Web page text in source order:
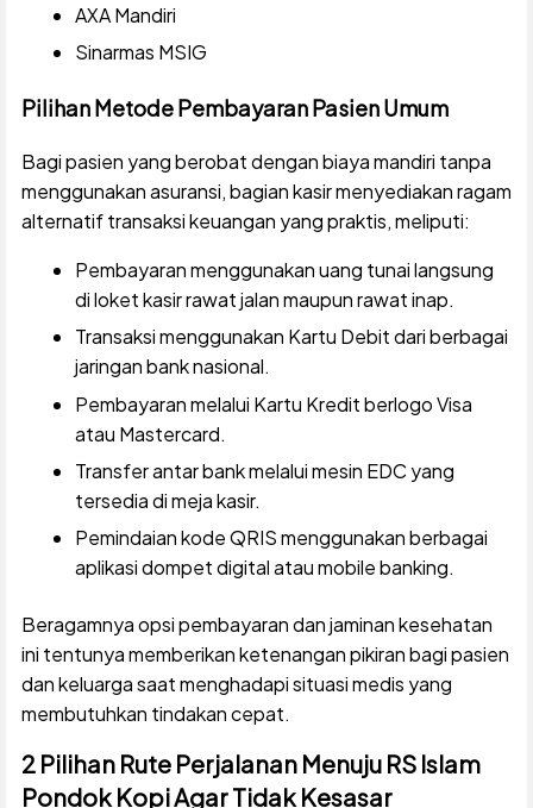
AXA Mandiri
Sinarmas MSIG
Pilihan Metode Pembayaran Pasien Umum
Bagi pasien yang berobat dengan biaya mandiri tanpa
menggunakan asuransi, bagian kasir menyediakan ragam
alternatif transaksi keuangan yang praktis, meliputi:
Pembayaran menggunakan uang tunai langsung
di loket kasir rawat jalan maupun rawat inap.
Transaksi menggunakan Kartu Debit dari berbagai
jaringan bank nasional.
Pembayaran melalui Kartu Kredit berlogo Visa
atau Mastercard.
Transfer antar bank melalui mesin EDC yang
tersedia di meja kasir.
Pemindaian kode QRIS menggunakan berbagai
aplikasi dompet digital atau mobile banking.
Beragamnya opsi pembayaran dan jaminan kesehatan
ini tentunya memberikan ketenangan pikiran bagi pasien
dan keluarga saat menghadapi situasi medis yang
membutuhkan tindakan cepat.
2 Pilihan Rute Perjalanan Menuju RS Islam
Pondok Kopi Agar Tidak Kesasar